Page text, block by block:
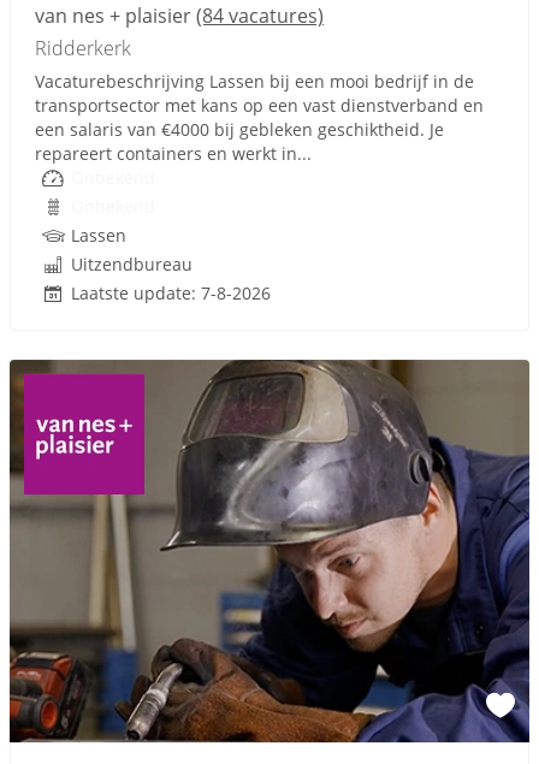
van nes + plaisier(84 vacatures)
Ridderkerk
Vacaturebeschrijving Lassen bij een mooi bedrijf in de
transportsector met kans op een vast dienstverband en
een salaris van €4000 bij gebleken geschiktheid. Je
repareert containers en werkt in...
Lassen
Uitzendbureau
Laatste update: 7-8-2026